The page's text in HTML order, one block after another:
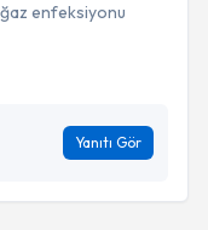
enfeksiyonu
Yanıtı Gör